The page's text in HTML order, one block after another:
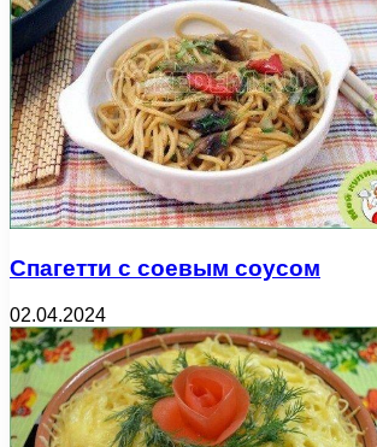
Спагетти с соевым соусом
02.04.2024